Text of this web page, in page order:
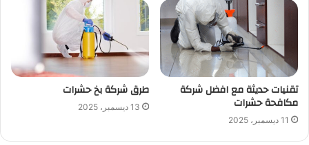
تقنيات حديثة مع افضل شركة
مكافحة حشرات
11 ديسمبر، 2025
طرق شركة بخ حشرات
13 ديسمبر، 2025